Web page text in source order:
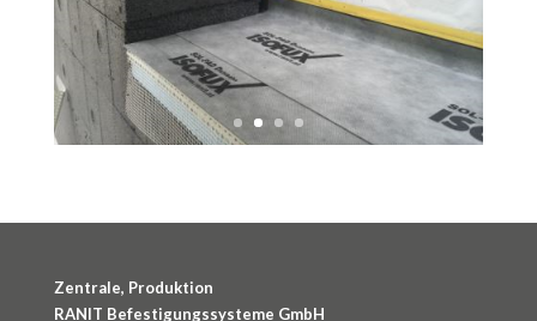
Zentrale, Produktion
RANIT Befestigungssysteme GmbH